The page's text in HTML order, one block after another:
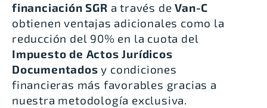
financiación SGR a través de Van-C
obtienen ventajas adicionales como la
reducción del 90% en la cuota del
Impuesto de Actos Jurídicos
Documentados y condiciones
financieras más favorables gracias a
nuestra metodología exclusiva.